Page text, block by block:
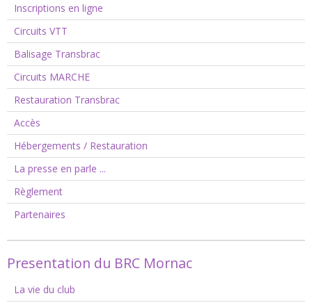
Inscriptions en ligne
Circuits VTT
Balisage Transbrac
Circuits MARCHE
Restauration Transbrac
Accès
Hébergements / Restauration
La presse en parle ...
Règlement
Partenaires
Presentation du BRC Mornac
La vie du club